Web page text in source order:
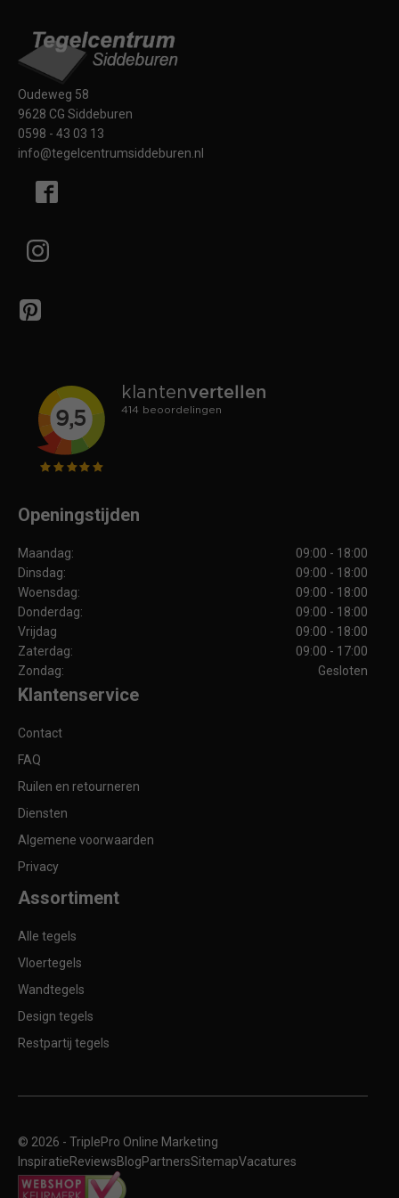
Oudeweg 58
9628 CG Siddeburen
0598 - 43 03 13
info@tegelcentrumsiddeburen.nl
Openingstijden
Maandag:
09:00 - 18:00
Dinsdag:
09:00 - 18:00
Woensdag:
09:00 - 18:00
Donderdag:
09:00 - 18:00
Vrijdag
09:00 - 18:00
Zaterdag:
09:00 - 17:00
Zondag:
Gesloten
Klantenservice
Contact
FAQ
Ruilen en retourneren
Diensten
Algemene voorwaarden
Privacy
Assortiment
Alle tegels
Vloertegels
Wandtegels
Design tegels
Restpartij tegels
© 2026 - TriplePro Online Marketing
InspiratieReviewsBlogPartnersSitemapVacatures